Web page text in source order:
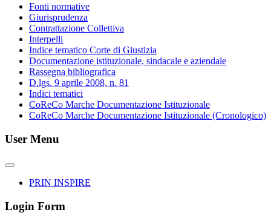
Fonti normative
Giurisprudenza
Contrattazione Collettiva
Interpelli
Indice tematico Corte di Giustizia
Documentazione istituzionale, sindacale e aziendale
Rassegna bibliografica
D.lgs. 9 aprile 2008, n. 81
Indici tematici
CoReCo Marche Documentazione Istituzionale
CoReCo Marche Documentazione Istituzionale (Cronologico)
User Menu
PRIN INSPIRE
Login Form